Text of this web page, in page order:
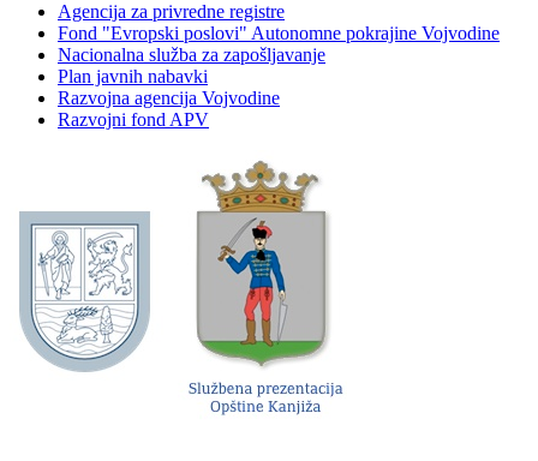
Agencija za privredne registre
Fond "Evropski poslovi" Autonomne pokrajine Vojvodine
Nacionalna služba za zapošljavanje
Plan javnih nabavki
Razvojna agencija Vojvodine
Razvojni fond APV